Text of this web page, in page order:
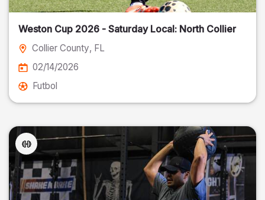
Weston Cup 2026 - Saturday Local: North Collier
Collier County, FL
02/14/2026
Futbol